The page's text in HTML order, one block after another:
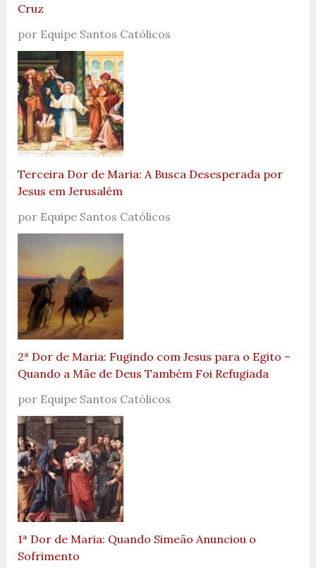
Cruz
por Equipe Santos Católicos
Terceira Dor de Maria: A Busca Desesperada por
Jesus em Jerusalém
por Equipe Santos Católicos
2ª Dor de Maria: Fugindo com Jesus para o Egito –
Quando a Mãe de Deus Também Foi Refugiada
por Equipe Santos Católicos
1ª Dor de Maria: Quando Simeão Anunciou o
Sofrimento